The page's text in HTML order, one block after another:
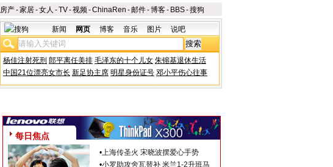
房产-家居-女人 -TV-视频-ChinaRen -邮件-博客- BBS-搜狗
新闻 网页 博客 音乐 图片 说吧
杨佳注射死刑 郎平离任美排 毛泽东的十个儿女 朱镕基退休生活
中国21位漂亮女市长 新足协主席 明星身份证号 邓小平伤心往事
每日焦点
•上海传圣火 宋晓波摆爱心手势
•小罗助攻舍瓦替补 米兰1-2升班马